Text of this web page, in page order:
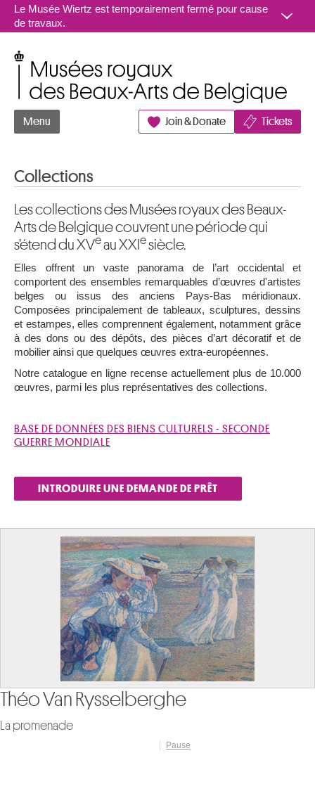
Aller au contenu
Le Musée Wiertz est temporairement fermé pour cause
de travaux.
Menu Join & Donate Tickets
Collections
Les collections des Musées royaux des Beaux-
Arts de Belgique couvrent une période qui
s’étend du XVeau XXI esiècle.
Elles offrent un vaste panorama de l’art occidental et
comportent des ensembles remarquables d’œuvres d'artistes
belges ou issus des anciens Pays-Bas méridionaux.
Composées principalement de tableaux, sculptures, dessins
et estampes, elles comprennent également, notamment grâce
à des dons ou des dépôts, des pièces d’art décoratif et de
mobilier ainsi que quelques œuvres extra-européennes.
Notre catalogue en ligne recense actuellement plus de 10.000
œuvres, parmi les plus représentatives des collections.
BASE DE DONNÉES DES BIENS CULTURELS - SECONDE
GUERRE MONDIALE
INTRODUIRE UNE DEMANDE DE PRÊT
Josef Albers
Homage to the Square. Signal
Pause